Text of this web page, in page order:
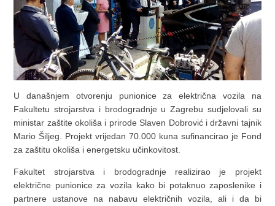
U današnjem otvorenju punionice za električna vozila na
Fakultetu strojarstva i brodogradnje u Zagrebu sudjelovali su
ministar zaštite okoliša i prirode Slaven Dobrović i državni tajnik
Mario Šiljeg. Projekt vrijedan 70.000 kuna sufinancirao je Fond
za zaštitu okoliša i energetsku učinkovitost.
Fakultet strojarstva i brodogradnje realizirao je projekt
električne punionice za vozila kako bi potaknuo zaposlenike i
partnere ustanove na nabavu električnih vozila, ali i da bi